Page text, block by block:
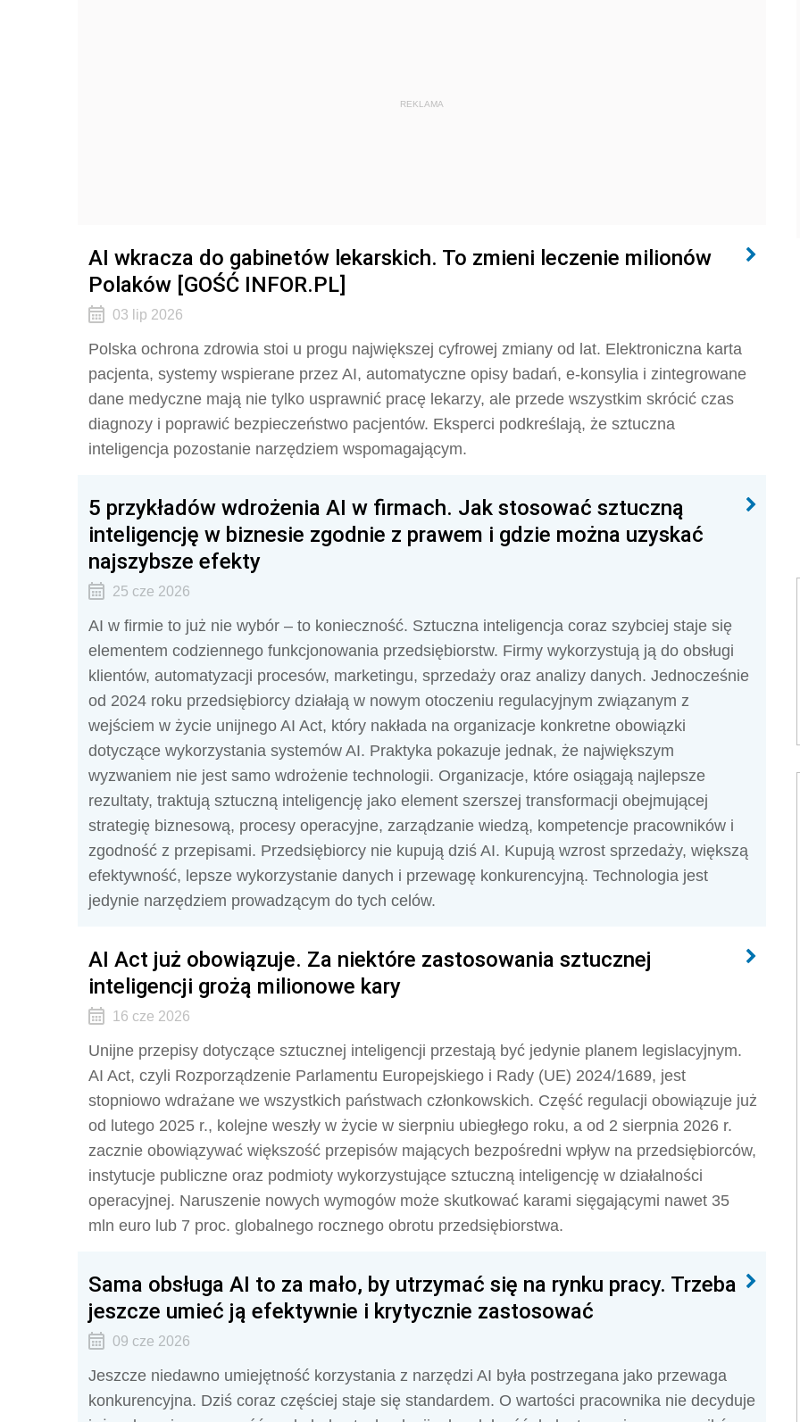
REKLAMA
AI wkracza do gabinetów lekarskich. To zmieni leczenie milionów
Polaków [GOŚĆ INFOR.PL]
03 lip 2026
Polska ochrona zdrowia stoi u progu największej cyfrowej zmiany od lat. Elektroniczna karta
pacjenta, systemy wspierane przez AI, automatyczne opisy badań, e-konsylia i zintegrowane
dane medyczne mają nie tylko usprawnić pracę lekarzy, ale przede wszystkim skrócić czas
diagnozy i poprawić bezpieczeństwo pacjentów. Eksperci podkreślają, że sztuczna
inteligencja pozostanie narzędziem wspomagającym.
5 przykładów wdrożenia AI w firmach. Jak stosować sztuczną
inteligencję w biznesie zgodnie z prawem i gdzie można uzyskać
najszybsze efekty
25 cze 2026
AI w firmie to już nie wybór – to konieczność. Sztuczna inteligencja coraz szybciej staje się
elementem codziennego funkcjonowania przedsiębiorstw. Firmy wykorzystują ją do obsługi
klientów, automatyzacji procesów, marketingu, sprzedaży oraz analizy danych. Jednocześnie
od 2024 roku przedsiębiorcy działają w nowym otoczeniu regulacyjnym związanym z
wejściem w życie unijnego AI Act, który nakłada na organizacje konkretne obowiązki
dotyczące wykorzystania systemów AI. Praktyka pokazuje jednak, że największym
wyzwaniem nie jest samo wdrożenie technologii. Organizacje, które osiągają najlepsze
rezultaty, traktują sztuczną inteligencję jako element szerszej transformacji obejmującej
strategię biznesową, procesy operacyjne, zarządzanie wiedzą, kompetencje pracowników i
zgodność z przepisami. Przedsiębiorcy nie kupują dziś AI. Kupują wzrost sprzedaży, większą
efektywność, lepsze wykorzystanie danych i przewagę konkurencyjną. Technologia jest
jedynie narzędziem prowadzącym do tych celów.
AI Act już obowiązuje. Za niektóre zastosowania sztucznej
inteligencji grożą milionowe kary
16 cze 2026
Unijne przepisy dotyczące sztucznej inteligencji przestają być jedynie planem legislacyjnym.
AI Act, czyli Rozporządzenie Parlamentu Europejskiego i Rady (UE) 2024/1689, jest
stopniowo wdrażane we wszystkich państwach członkowskich. Część regulacji obowiązuje już
od lutego 2025 r., kolejne weszły w życie w sierpniu ubiegłego roku, a od 2 sierpnia 2026 r.
zacznie obowiązywać większość przepisów mających bezpośredni wpływ na przedsiębiorców,
instytucje publiczne oraz podmioty wykorzystujące sztuczną inteligencję w działalności
operacyjnej. Naruszenie nowych wymogów może skutkować karami sięgającymi nawet 35
mln euro lub 7 proc. globalnego rocznego obrotu przedsiębiorstwa.
Sama obsługa AI to za mało, by utrzymać się na rynku pracy. Trzeba
jeszcze umieć ją efektywnie i krytycznie zastosować
09 cze 2026
Jeszcze niedawno umiejętność korzystania z narzędzi AI była postrzegana jako przewaga
konkurencyjna. Dziś coraz częściej staje się standardem. O wartości pracownika nie decyduje